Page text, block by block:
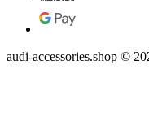
audi-accessories.shop ©